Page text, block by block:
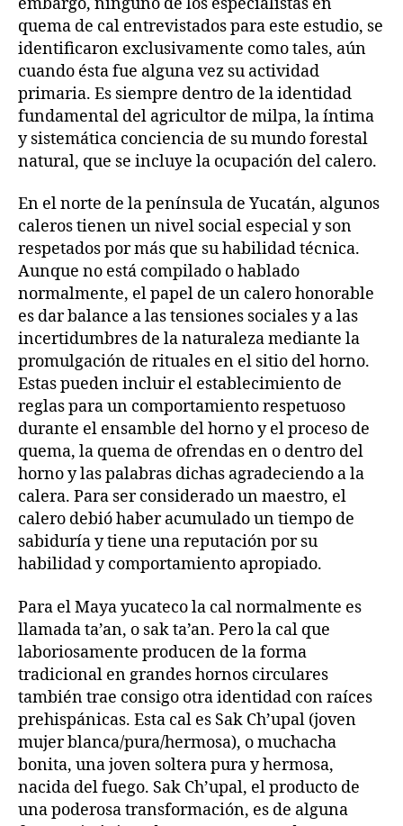
quema de cal entrevistados para este estudio, se
identificaron exclusivamente como tales, aún
cuando ésta fue alguna vez su actividad
primaria. Es siempre dentro de la identidad
fundamental del agricultor de milpa, la íntima
y sistemática conciencia de su mundo forestal
natural, que se incluye la ocupación del calero.
En el norte de la península de Yucatán, algunos
caleros tienen un nivel social especial y son
respetados por más que su habilidad técnica.
Aunque no está compilado o hablado
normalmente, el papel de un calero honorable
es dar balance a las tensiones sociales y a las
incertidumbres de la naturaleza mediante la
promulgación de rituales en el sitio del horno.
Estas pueden incluir el establecimiento de
reglas para un comportamiento respetuoso
durante el ensamble del horno y el proceso de
quema, la quema de ofrendas en o dentro del
horno y las palabras dichas agradeciendo a la
calera. Para ser considerado un maestro, el
calero debió haber acumulado un tiempo de
sabiduría y tiene una reputación por su
habilidad y comportamiento apropiado.
Para el Maya yucateco la cal normalmente es
llamada ta’an, o sak ta’an. Pero la cal que
laboriosamente producen de la forma
tradicional en grandes hornos circulares
también trae consigo otra identidad con raíces
prehispánicas. Esta cal es Sak Ch’upal (joven
mujer blanca/pura/hermosa), o muchacha
bonita, una joven soltera pura y hermosa,
nacida del fuego. Sak Ch’upal, el producto de
una poderosa transformación, es de alguna